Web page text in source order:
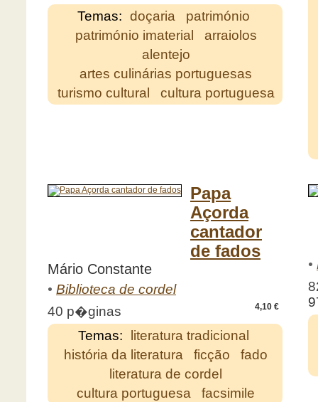
Temas: doçaria
património
património imaterial
arraiolos
alentejo
artes culinárias portuguesas
turismo cultural
cultura portuguesa
Papa
Açorda
cantador
de fados
Mário Constante
• Biblioteca de cordel
4,10 €
40 p�ginas
Temas:
literatura tradicional
história da literatura
ficção
fado
literatura de cordel
cultura portuguesa
facsimile
•